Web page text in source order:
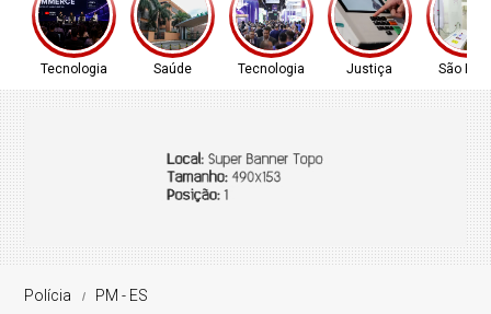
Tecnologia Saúde Tecnologia Justiça São
Polícia PM - ES